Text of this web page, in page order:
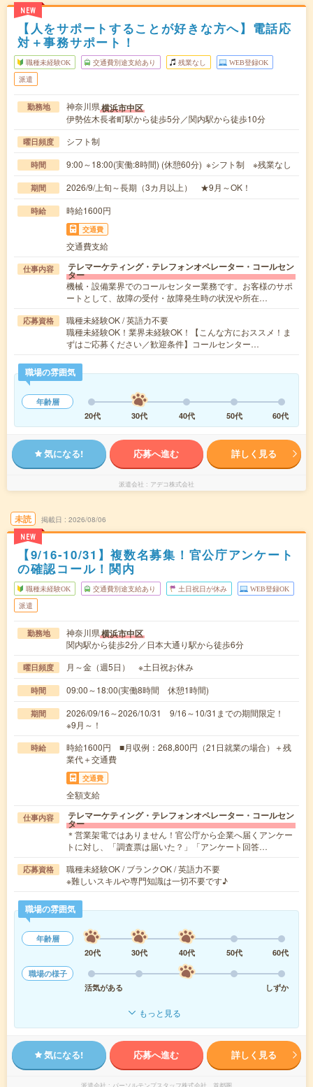
NEW
【人をサポートすることが好きな方へ】電話応
対＋事務サポート！
職種未経験OK 交通費別途支給あり 残業なし WEB登録OK
派遣
勤務地 神奈川県横浜市中区
伊勢佐木長者町駅から徒歩5分／関内駅から徒歩10分
曜日頻度 シフト制
時間 9:00～18:00(実働:8時間) (休憩60分) ※シフト制 ※残業なし
期間 2026/9/上旬～長期（3カ月以上） ★9月～OK！
時給 時給1600円
交通費
交通費支給
仕事内容 テレマーケティング・テレフォンオペレーター・コールセン
ター
機械・設備業界でのコールセンター業務です。お客様のサポ
ートとして、故障の受付・故障発生時の状況や所在…
応募資格
職種未経験OK / 英語力不要
職種未経験OK！業界未経験OK！【こんな方におススメ！ま
ずはご応募ください／歓迎条件】コールセンター…
職場の雰囲気
年齢層
20代
30代 40代 50代 60代
気になる! 応募へ進む 詳しく見る
派遣会社 アデコ株式会社
未読
NEW
掲載日 2026/08/06
【9/16-10/31】複数名募集！官公庁アンケート
の確認コール！関内
職種未経験OK 交通費別途支給あり 土日祝日が休み WEB登録OK
派遣
勤務地 神奈川県横浜市中区
関内駅から徒歩2分／日本大通り駅から徒歩6分
曜日頻度 月～金（週5日） ※土日祝お休み
時間 09:00～18:00(実働8時間 休憩1時間)
期間
2026/09/16～2026/10/31 9/16～10/31までの期間限定！
※9月～！
時給
時給1600円 ■月収例：268,800円（21日就業の場合）＋残
業代＋交通費
交通費
全額支給
仕事内容 テレマーケティング・テレフォンオペレーター・コールセン
ター
＊営業架電ではありません！官公庁から企業へ届くアンケー
トに対し、「調査票は届いた？」「アンケート回答…
応募資格
職種未経験OK / ブランクOK / 英語力不要
※難しいスキルや専門知識は一切不要です♪
職場の雰囲気
年齢層
20代
30代 40代 50代
60代
職場の様子
活気がある
しずか
もっと見る
気になる! 応募へ進む 詳しく見る
派遣会社 パーソルテンプスタッフ株式会社 首都圏